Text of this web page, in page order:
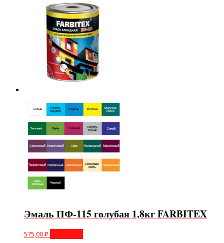
Эмаль ПФ-115 голубая 1,8кг FARBITEX
575,00₽